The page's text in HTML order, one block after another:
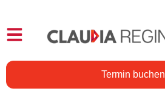
Termin buchen